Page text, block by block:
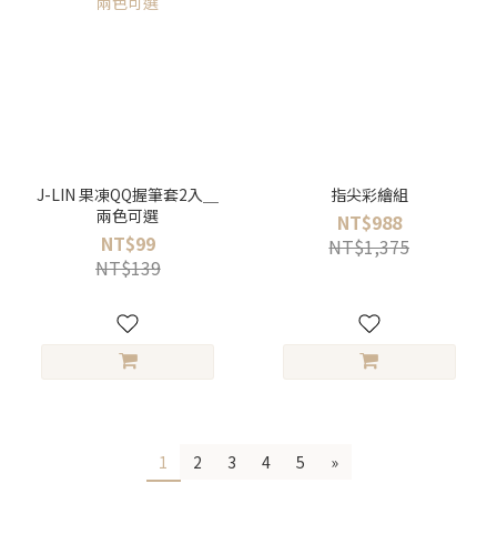
J-LIN 果凍QQ握筆套2入＿
兩色可選
NT$99
NT$139
指尖彩繪組
NT$988
NT$1,375
1 2 3 4 5 »